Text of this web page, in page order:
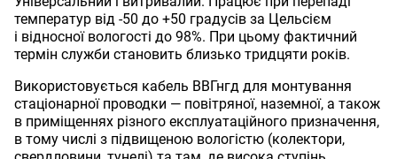
температур від -50 до +50 градусів за Цельсієм
і відносної вологості до 98%. При цьому фактичний
термін служби становить близько тридцяти років.
Використовується кабель ВВГнгд для монтування
стаціонарної проводки — повітряної, наземної, а також
в приміщеннях різного експлуатаційного призначення,
в тому числі з підвищеною вологістю (колектори,